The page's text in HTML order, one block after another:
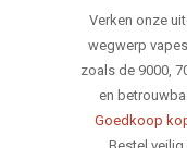
Verken onze
wegwerp
zoals de 9000,
en
Goedkoop